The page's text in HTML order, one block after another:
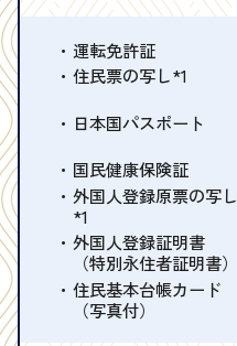
運転免許証
住民票の写し*1
日本国パスポート
国民健康保険証
外国人登録原票の写し
*1
外国人登録証明書
（特別永住者証明書）
住民基本台帳カード
（写真付）